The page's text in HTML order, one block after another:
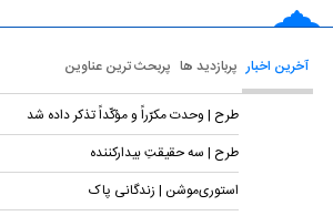
آخرین اخبار پربازدید ها پربحث ترین عناوین
طرح | وحدت مکرّراً و مؤکّداً تذکر داده شد
طرح | سه حقیقتِ بیدارکننده
استوری‌موشن | زندگانی پاک